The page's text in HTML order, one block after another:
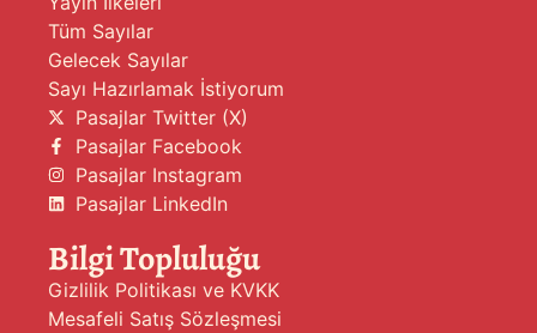
Tüm Sayılar
Gelecek Sayılar
Sayı Hazırlamak İstiyorum
Pasajlar Twitter (X)
Pasajlar Facebook
Pasajlar Instagram
Pasajlar LinkedIn
Bilgi Topluluğu
Gizlilik Politikası ve KVKK
Mesafeli Satış Sözleşmesi